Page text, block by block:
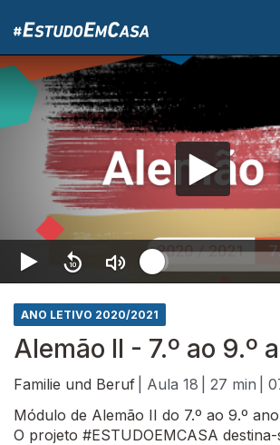
ANO LETIVO 2020/2021
Alemão II - 7.º ao 9.º
Familie und Beruf | Aula 18 | 27 min
|
Módulo de Alemão II do 7.º ao 9.º
O projeto #ESTUDOEMCASA